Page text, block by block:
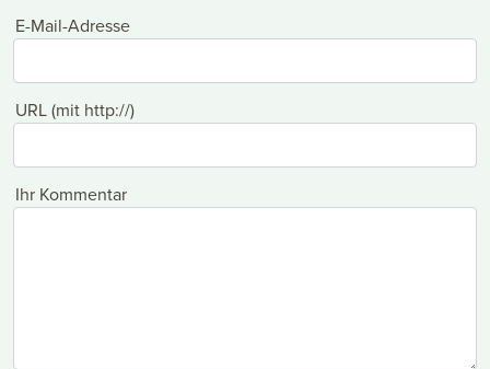
E-Mail-Adresse
URL (mit http://)
Ihr Kommentar